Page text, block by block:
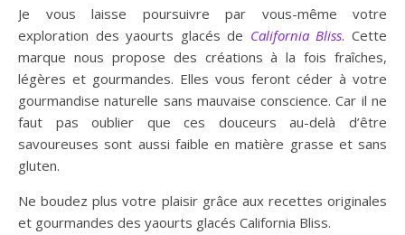
Je vous laisse poursuivre par vous-même votre
exploration des yaourts glacés de California Bliss. Cette
marque nous propose des créations à la fois fraîches,
légères et gourmandes. Elles vous feront céder à votre
gourmandise naturelle sans mauvaise conscience. Car il ne
faut pas oublier que ces douceurs au-delà d’être
savoureuses sont aussi faible en matière grasse et sans
gluten.
Ne boudez plus votre plaisir grâce aux recettes originales
et gourmandes des yaourts glacés California Bliss.